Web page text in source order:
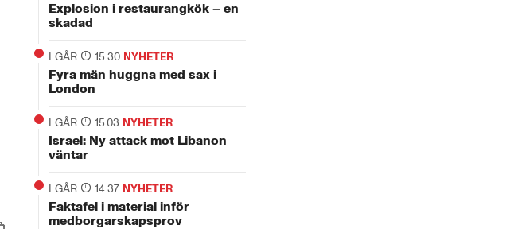
Explosion i restaurangkök – en
skadad
I GÅR 15.30 NYHETER
Fyra män huggna med sax i
London
I GÅR 15.03 NYHETER
Israel: Ny attack mot Libanon
väntar
I GÅR 14.37 NYHETER
Faktafel i material inför
medborgarskapsprov